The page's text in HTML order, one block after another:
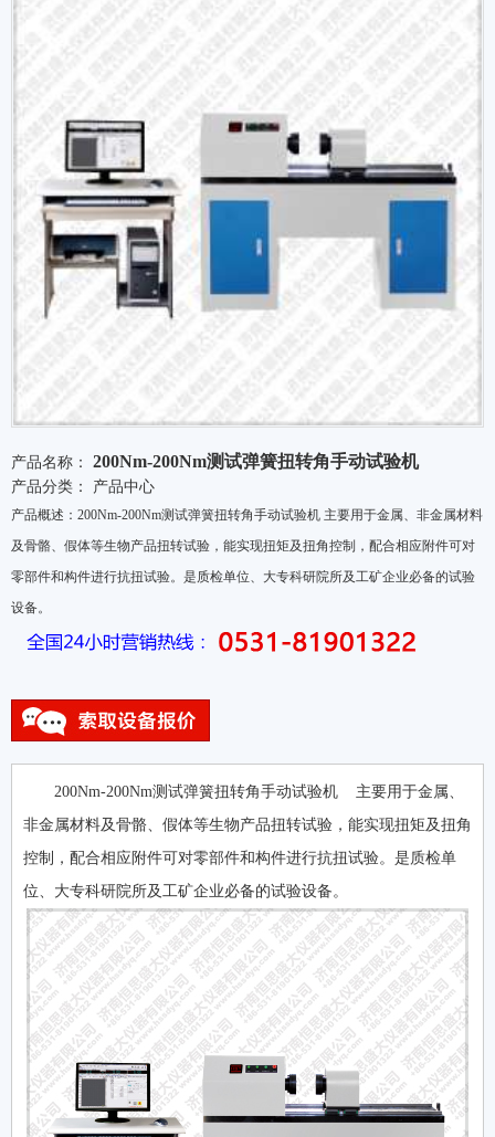
产品名称： 200Nm-200Nm测试弹簧扭转角手动试验机
产品分类： 产品中心
产品概述：200Nm-200Nm测试弹簧扭转角手动试验机 主要用于金属、非金属材料
及骨骼、假体等生物产品扭转试验，能实现扭矩及扭角控制，配合相应附件可对
零部件和构件进行抗扭试验。是质检单位、大专科研院所及工矿企业必备的试验
设备。
200Nm-200Nm测试弹簧扭转角手动试验机 主要用于金属、
非金属材料及骨骼、假体等生物产品扭转试验，能实现扭矩及扭角
控制，配合相应附件可对零部件和构件进行抗扭试验。是质检单
位、大专科研院所及工矿企业必备的试验设备。